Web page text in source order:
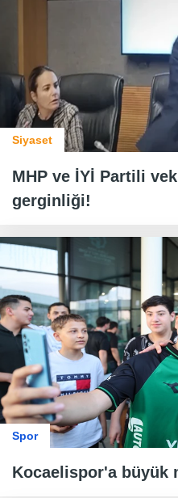
Siyaset
MHP ve İYİ Partili
gerginliği!
Spor
Kocaelispor'a büyük